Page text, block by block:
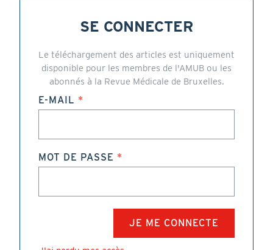
SE CONNECTER
Le téléchargement des articles est uniquement
disponible pour les membres de l'AMUB ou les
abonnés à la Revue Médicale de Bruxelles.
E-MAIL
MOT DE PASSE